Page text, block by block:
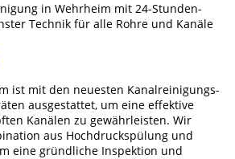
in Wehrheim mit 24-Stunden-
Technik für alle Rohre und Kanäle
ist mit den neuesten Kanalreinigungs-
ausgestattet, um eine effektive
Kanälen zu gewährleisten. Wir
aus Hochdruckspülung und
eine gründliche Inspektion und